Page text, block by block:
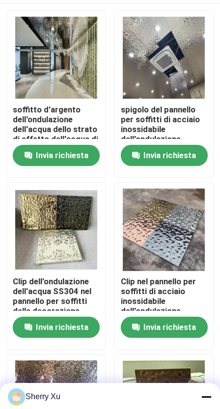
Casa
Prodotti
Su di noi
Visita alla fabbrica
Controllo della qualità
Contattaci
Casi
Chiedi un preventivo
soffitto d'argento
dell'ondulazione
dell'acqua dello strato
di effetto dell'acqua di
colore SS304 dell'oro
di 600X600 0.6mm
Invia richiesta
spigolo del pannello
per soffitti di acciaio
inossidabile
dell'ondulazione
dell'acqua di
600x600mmInvia richiesta
Clip dell'ondulazione
dell'acqua SS304 nel
pannello per soffitti
della decorazione
dell'hotel del soffitto
Invia richiesta
Clip nel pannello per
soffitti di acciaio
inossidabile
dell'ondulazione
dell'acqua
600x600mmInvia richiesta
Sherry Xu